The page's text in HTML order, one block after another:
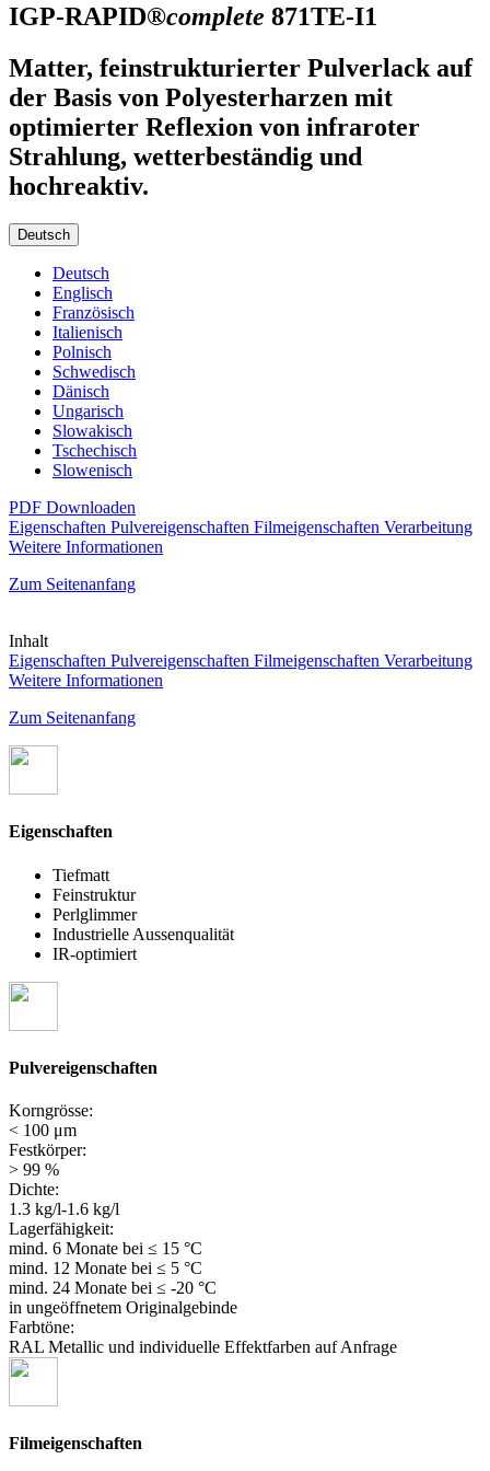
IGP-RAPID®complete 871TE-I1
Matter, feinstrukturierter Pulverlack auf
der Basis von Polyesterharzen mit
optimierter Reflexion von infraroter
Strahlung, wetterbeständig und
hochreaktiv.
Deutsch
Deutsch
Englisch
Französisch
Italienisch
Polnisch
Schwedisch
Dänisch
Ungarisch
Slowakisch
Tschechisch
Slowenisch
PDF Downloaden
Eigenschaften Pulvereigenschaften Filmeigenschaften Verarbeitung
Weitere Informationen
Zum Seitenanfang
Inhalt
Eigenschaften Pulvereigenschaften Filmeigenschaften Verarbeitung
Weitere Informationen
Zum Seitenanfang
Eigenschaften
Tiefmatt
Feinstruktur
Perlglimmer
Industrielle Aussenqualität
IR-optimiert
Pulvereigenschaften
Korngrösse:
< 100 μm
Festkörper:
> 99 %
Dichte:
1.3 kg/l-1.6 kg/l
Lagerfähigkeit:
mind. 6 Monate bei ≤ 15 °C
mind. 12 Monate bei ≤ 5 °C
mind. 24 Monate bei ≤ -20 °C
in ungeöffnetem Originalgebinde
Farbtöne:
RAL Metallic und individuelle Effektfarben auf Anfrage
Filmeigenschaften